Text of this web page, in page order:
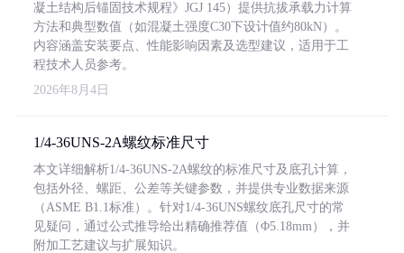
凝土结构后锚固技术规程》JGJ 145）提供抗拔承载力计算
方法和典型数值（如混凝土强度C30下设计值约80kN）。
内容涵盖安装要点、性能影响因素及选型建议，适用于工
程技术人员参考。
2026年8月4日
1/4-36UNS-2A螺纹标准尺寸
本文详细解析1/4-36UNS-2A螺纹的标准尺寸及底孔计算，
包括外径、螺距、公差等关键参数，并提供专业数据来源
（ASME B1.1标准）。针对1/4-36UNS螺纹底孔尺寸的常
见疑问，通过公式推导给出精确推荐值（Φ5.18mm），并
附加工艺建议与扩展知识。